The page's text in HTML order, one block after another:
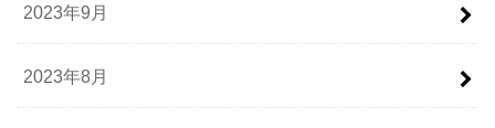
2023年9月
2023年8月